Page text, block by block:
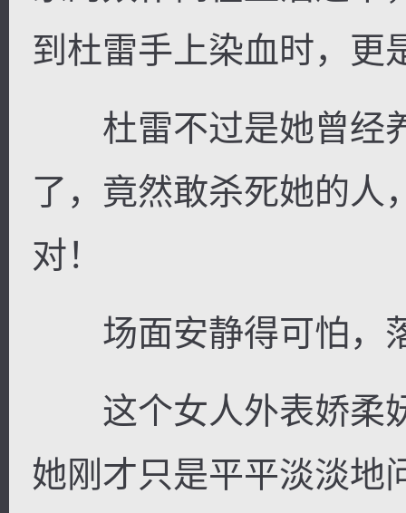
到杜雷手上染血时，更
杜雷不过是她曾经
了，竟然敢杀死她的人
对！
场面安静得可怕，
这个女人外表娇柔
她刚才只是平平淡淡地